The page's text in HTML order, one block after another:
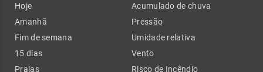
Hoje
Amanhã
Fim de semana
15 dias
Praias
Acumulado de chuva
Pressão
Umidade relativa
Vento
Risco de Incêndio